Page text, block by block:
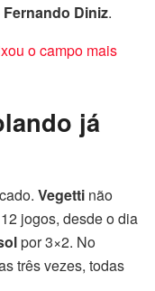
Fernando Diniz.
o campo mais
já
Vegetti não
jogos, desde o dia
por 3×2. No
três vezes, todas